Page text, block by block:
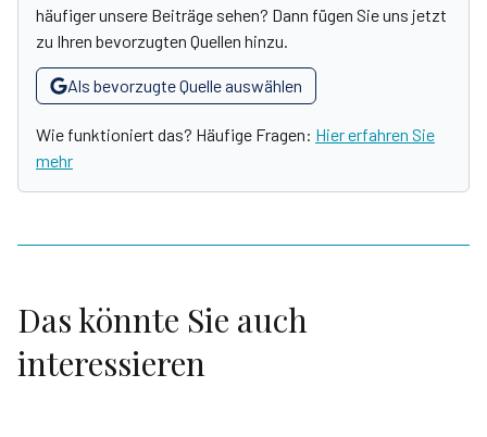
häufiger unsere Beiträge sehen? Dann fügen Sie uns jetzt
zu Ihren bevorzugten Quellen hinzu.
Als bevorzugte Quelle auswählen
Wie funktioniert das? Häufige Fragen: Hier erfahren Sie
mehr
Das könnte Sie auch
interessieren